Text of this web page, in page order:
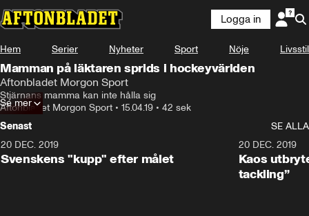
Logga in
Hem Serier Nyheter Sport Nöje Livsstil
Mamman på läktaren sprids i hockeyvärlden
Aftonbladet Morgon Sport
Stjärnans mamma kan inte hålla sig
Aftonbladet Morgon Sport • 15.04.19 • 42 sek
Se mer
Senast
SE ALLA
20 DEC. 2019
Svenskens "kupp" efter målet
20 DEC. 2019
Kaos
tackling”